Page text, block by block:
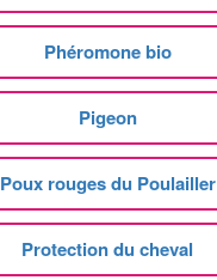
Phéromone bio
Pigeon
Poux rouges du Poulailler
Protection du cheval